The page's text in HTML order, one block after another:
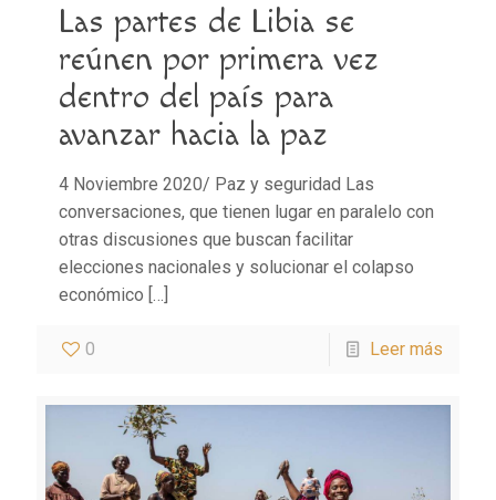
Las partes de Libia se
reúnen por primera vez
dentro del país para
avanzar hacia la paz
4 Noviembre 2020/ Paz y seguridad Las
conversaciones, que tienen lugar en paralelo con
otras discusiones que buscan facilitar
elecciones nacionales y solucionar el colapso
económico […]
0 Leer más